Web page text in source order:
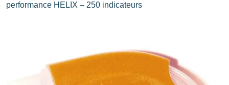
performance HELIX – 250 indicateurs